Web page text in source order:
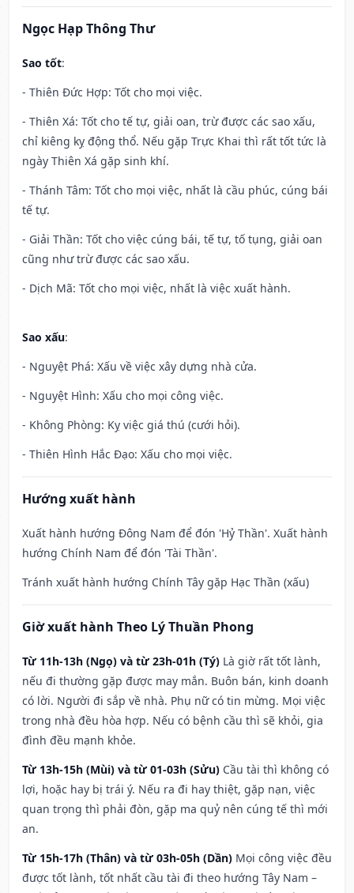
Ngọc Hạp Thông Thư
Sao tốt:
- Thiên Đức Hợp: Tốt cho mọi việc.
- Thiên Xá: Tốt cho tế tự, giải oan, trừ được các sao xấu,
chỉ kiêng kỵ động thổ. Nếu gặp Trực Khai thì rất tốt tức là
ngày Thiên Xá gặp sinh khí.
- Thánh Tâm: Tốt cho mọi việc, nhất là cầu phúc, cúng bái
tế tự.
- Giải Thần: Tốt cho việc cúng bái, tế tự, tố tụng, giải oan
cũng như trừ được các sao xấu.
- Dịch Mã: Tốt cho mọi việc, nhất là việc xuất hành.
Sao xấu:
- Nguyệt Phá: Xấu về việc xây dựng nhà cửa.
- Nguyệt Hình: Xấu cho mọi công việc.
- Không Phòng: Kỵ việc giá thú (cưới hỏi).
- Thiên Hình Hắc Đạo: Xấu cho mọi việc.
Hướng xuất hành
Xuất hành hướng Đông Nam để đón 'Hỷ Thần'. Xuất hành
hướng Chính Nam để đón 'Tài Thần'.
Tránh xuất hành hướng Chính Tây gặp Hạc Thần (xấu)
Giờ xuất hành Theo Lý Thuần Phong
Từ 11h-13h (Ngọ) và từ 23h-01h (Tý) Là giờ rất tốt lành,
nếu đi thường gặp được may mắn. Buôn bán, kinh doanh
có lời. Người đi sắp về nhà. Phụ nữ có tin mừng. Mọi việc
trong nhà đều hòa hợp. Nếu có bệnh cầu thì sẽ khỏi, gia
đình đều mạnh khỏe.
Từ 13h-15h (Mùi) và từ 01-03h (Sửu) Cầu tài thì không có
lợi, hoặc hay bị trái ý. Nếu ra đi hay thiệt, gặp nạn, việc
quan trọng thì phải đòn, gặp ma quỷ nên cúng tế thì mới
an.
Từ 15h-17h (Thân) và từ 03h-05h (Dần) Mọi công việc đều
được tốt lành, tốt nhất cầu tài đi theo hướng Tây Nam –